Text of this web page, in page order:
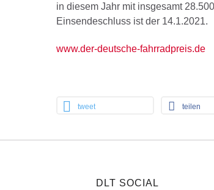
in diesem Jahr mit insgesamt
Einsendeschluss ist der 14.1.2021.
www.der-deutsche-fahrradpreis.de
tweet teilen
DLT SOCIAL